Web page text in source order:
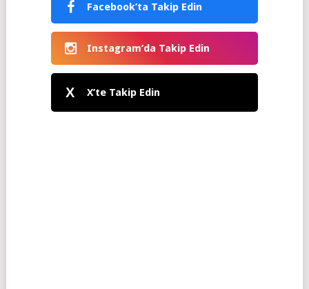
Facebook’ta Takip Edin
Instagram’da Takip Edin
X X’te Takip Edin